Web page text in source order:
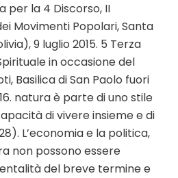
per la 4 Discorso, II
Movimenti Popolari, Santa
9 luglio 2015. 5 Terza
in occasione del
Basilica di San Paolo fuori
natura è parte di uno stile
di vivere insieme e di
L’economia e la politica,
non possono essere
del breve termine e